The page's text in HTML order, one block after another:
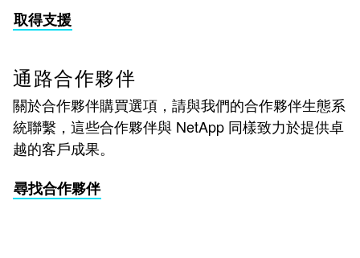
取得支援
通路合作夥伴
關於合作夥伴購買選項，請與我們的合作夥伴生態系
統聯繫，這些合作夥伴與 NetApp 同樣致力於提供卓
越的客戶成果。
尋找合作夥伴